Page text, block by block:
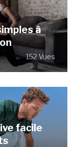
à
152 Vues
facile